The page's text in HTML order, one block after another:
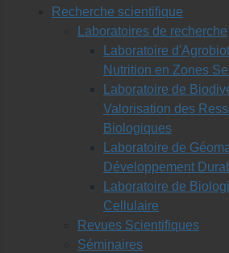
Recherche scientifique
Laboratoires de recherche
Laboratoire
Nutrition en Zones
Laboratoire de
Valorisation des
Biologiques
Laboratoire de
Développement
Laboratoire de
Cellulaire
Revues Scientifiques
Séminaires